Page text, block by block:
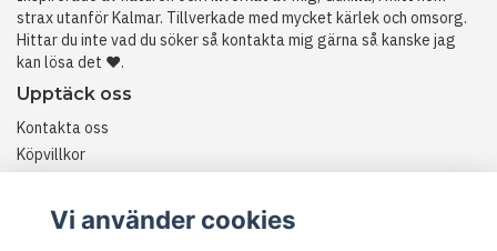
strax utanför Kalmar. Tillverkade med mycket kärlek och omsorg.
Hittar du inte vad du söker så kontakta mig gärna så kanske jag
kan lösa det ❤️.
Upptäck oss
Kontakta oss
Köpvillkor
RETURERVi använder cookies